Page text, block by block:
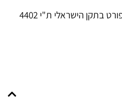
גימור אלמנט עשוי אלומיניום יתאים למפורט בתקן הישראלי ת"י 4402